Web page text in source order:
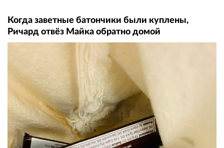
Когда заветные батончики были куплены,
Ричард отвёз Майка обратно домой